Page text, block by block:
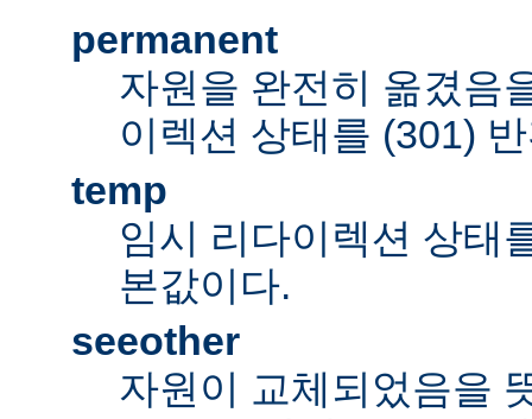
permanent
자원을 완전히 옮겼음
이렉션 상태를 (301)
temp
임시 리다이렉션 상태
본값이다.
seeother
자원이 교체되었음을